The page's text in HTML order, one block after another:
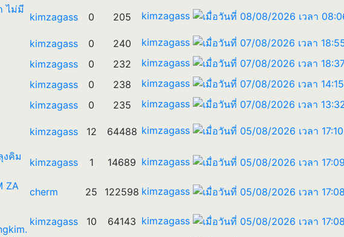
ไม่มี
kimzagass 0 205 kimzagass
kimzagass 0 240
kimzagass
kimzagass 0 232
kimzagass
kimzagass 0 238
kimzagass
kimzagass 0 235
kimzagass
kimzagass 12 64488 kimzagass
งคิม
kimzagass 1 14689 kimzagass
ZA
cherm 25 122598 kimzagass
kimzagass 10 64143 kimzagass